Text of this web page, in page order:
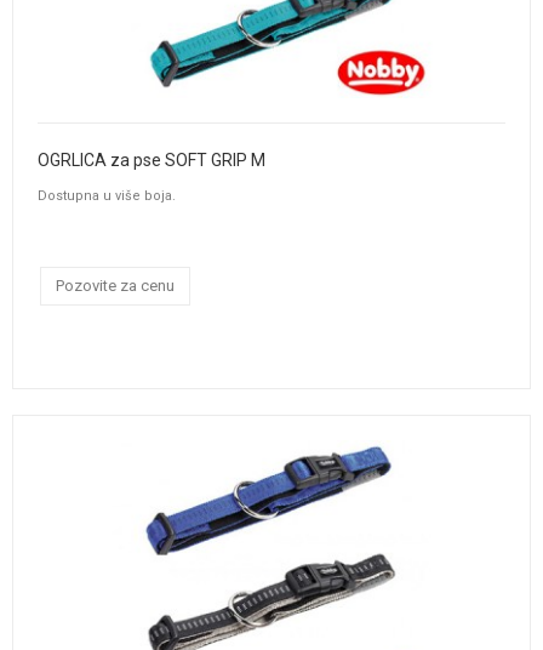
OGRLICA za pse SOFT GRIP M
Dostupna u više boja.
Pozovite za cenu